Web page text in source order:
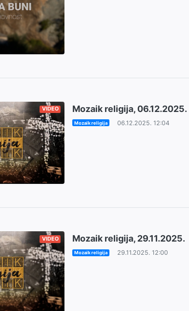
VIDEO Mozaik religija, 06.12.2025.
Mozaik religija 06.12.2025. 12:04
VIDEO Mozaik religija, 29.11.2025.
Mozaik religija 29.11.2025. 12:00